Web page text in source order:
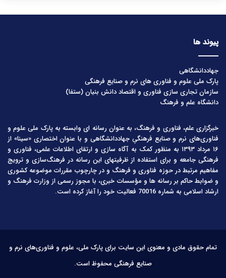
پیوند ها
جهاددانشگاهی
پارک ملی علوم و فناوری های نرم و صنایع فرهنگی
سازمان تجاری سازی فناوری و اقتصاد دانش بنیان (ستفا)
دانشگاه علم و فرهنگ
خبرگزاری علم، فناوری و فرهنگ، به عنوان رسانه ای وابسته به پارک ملی علوم و
فناوری‌های نرم و صنایع فرهنگیِ جهاددانشگاهی و با عنوان اختصاری «سینا» از
۱۶ مرداد ۱۳۹۳ به منظور کمک به آگاه سازی و ارتقای اطلاعات علمی، فناوری و
فرهنگی جامعه و برای استفاده از ظرفیتهای این رسانه در فرهنگ‌سازی و ترویج
مفاهیم مرتبط در حوزه فناوری و فرهنگ و در چارچوب مقررات موضوعه کشوری
و ضوابط حاکم بر رسانه ها و مؤسسات خبری، با مجوز رسمی از وزارت فرهنگ و
ارشاد اسلامی به شماره 70016 فعالیت خود را آغاز کرده است.
تمام حقوق مادی و معنوی این سایت برای پارک ملی، علوم و فناوری‌های نرم و
صنایع فرهنگی محفوظ است.